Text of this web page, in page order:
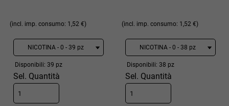
(incl. imp. consumo: 1,52 €)
Disponibili: 39 pz
Sel. Quantità
(incl. imp. consumo: 1,52 €)
Disponibili: 38 pz
Sel. Quantità